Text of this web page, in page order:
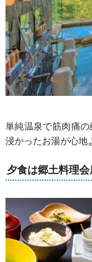
単純温泉で筋肉痛
浸かったお湯が心地
夕食は郷土料理